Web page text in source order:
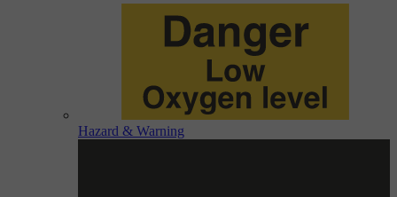
Hazard & Warning